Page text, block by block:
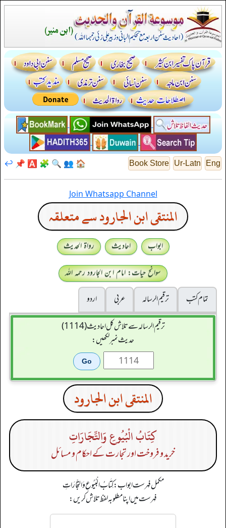
Eng
Ur-Latn
Book Store
🏠
👥
🔍
🧩
🅰️
📌
↩️
Join Whatsapp Channel
المنتقى ابن الجارود سے متعلقہ
ابواب احادیث
رواۃ الحدیث
سوانح حیات: امام ابن الجارود رحمہ اللہ
تمام کتب
ترقيم الرسالہ عربی
اردو
ترقیم الرسالہ سے تلاش کل احادیث (1114)
حدیث نمبر لکھیں:
المنتقى ابن الجارود
كِتَابُ الْبُيُوعِ وَالتِّجَارَاتِ
خرید و فروخت اور تجارت کے احکام و مسائل
مکمل فہرست ابواب: كِتَابُ الْبُيُوعِ وَالتِّجَارَاتِ
فہرست میں اپنا مطلوبہ لفظ تلاش کریں: